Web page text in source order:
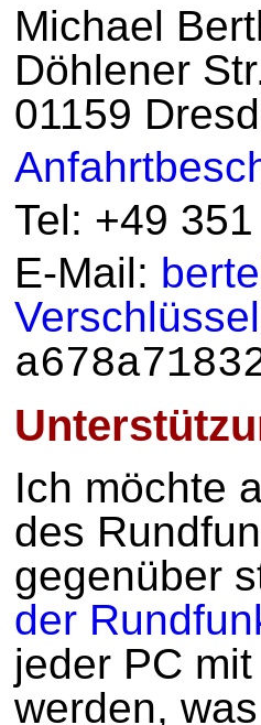
Michael
Döhlener
01159
Tel: +49
E-Mail:
Ich möchte
des
gegenüber
der
jeder PC
werden,